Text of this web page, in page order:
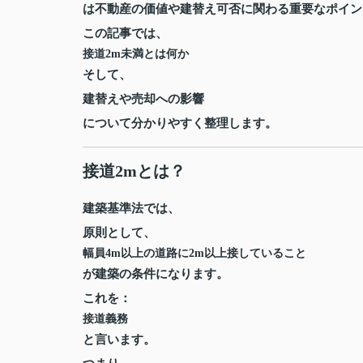
は不動産の価値や建替え可否に関わる重要なポイ
この記事では、
接道2m未満とは何か
そして、
建替えや売却への影響
について分かりやすく整理します。
接道2mとは？
建築基準法では、
原則として、
幅員4m以上の道路に2m以上接していること
が建築の条件になります。
これを：
接道義務
と言います。